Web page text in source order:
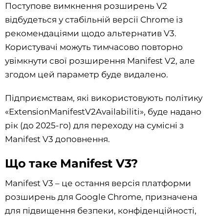
Поступове вимкнення розширень V2
відбудеться у стабільній версії Chrome із
рекомендаціями щодо альтернатив V3.
Користувачі можуть тимчасово повторно
увімкнути свої розширення Manifest V2, але
згодом цей параметр буде видалено.
Підприємствам, які використовують політику
«ExtensionManifestV2Availabilitі», буде надано
рік (до 2025-го) для переходу на сумісні з
Manifest V3 доповнення.
Що таке Manifest V3?
Manifest V3 – це остання версія платформи
розширень для Google Chrome, призначена
для підвищення безпеки, конфіденційності,